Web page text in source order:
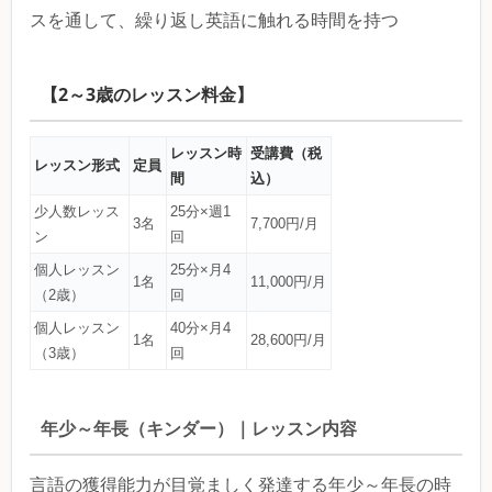
スを通して、繰り返し英語に触れる時間を持つ
【2～3歳のレッスン料金】
レッスン形式 定員
レッスン時
間
受講費（税
込）
少人数レッス
ン
3名
25分×週1
回
7,700円/月
個人レッスン
（2歳）
1名
25分×月4
回
11,000円/月
個人レッスン
（3歳）
1名
40分×月4
回
28,600円/月
年少～年長（キンダー）｜レッスン内容
言語の獲得能力が目覚ましく発達する年少～年長の時